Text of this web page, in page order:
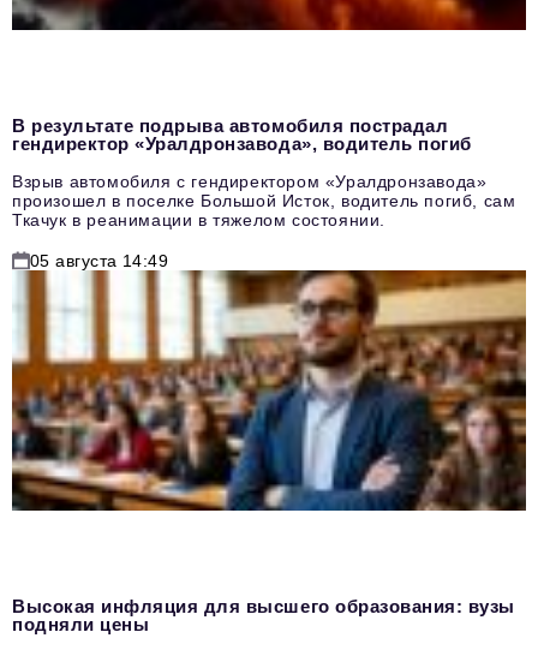
В результате подрыва автомобиля пострадал
гендиректор «Уралдронзавода», водитель погиб
Взрыв автомобиля с гендиректором «Уралдронзавода»
произошел в поселке Большой Исток, водитель погиб, сам
Ткачук в реанимации в тяжелом состоянии.
05 августа 14:49
Высокая инфляция для высшего образования: вузы
подняли цены